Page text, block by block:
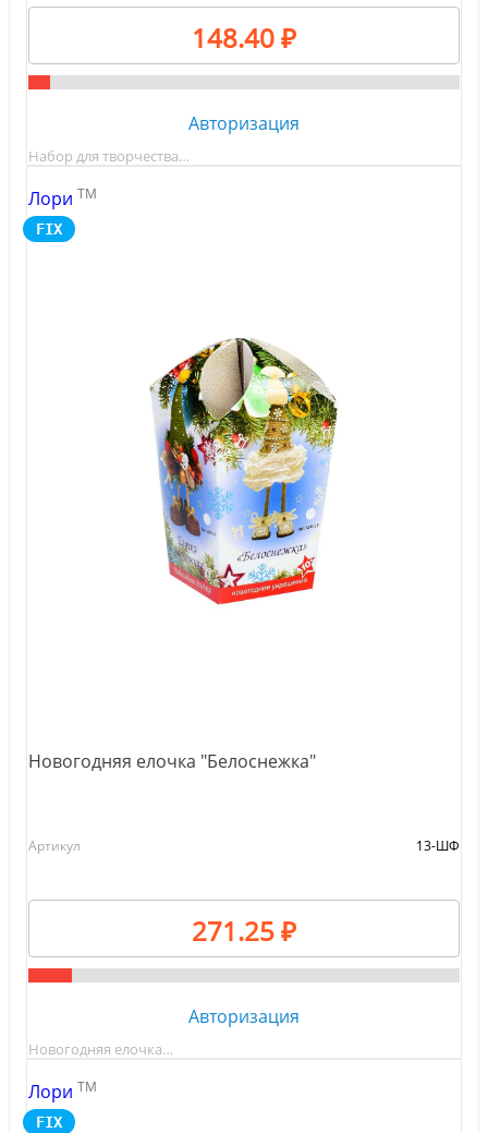
148.40 ₽
Авторизация
Набор для творчества…
Лори TM
FIX
Новогодняя елочка "Белоснежка"
Артикул 13-ШФ
271.25 ₽
Авторизация
Новогодняя елочка…
Лори TM
FIX